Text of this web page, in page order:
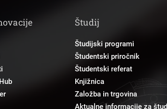
Študij
Študijski programi
Študentski priročnik
Študentski referat
Knjižnica
Založba in trgovina
Aktualne informacije za